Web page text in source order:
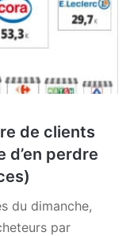
de clients
d’en perdre
du dimanche,
par